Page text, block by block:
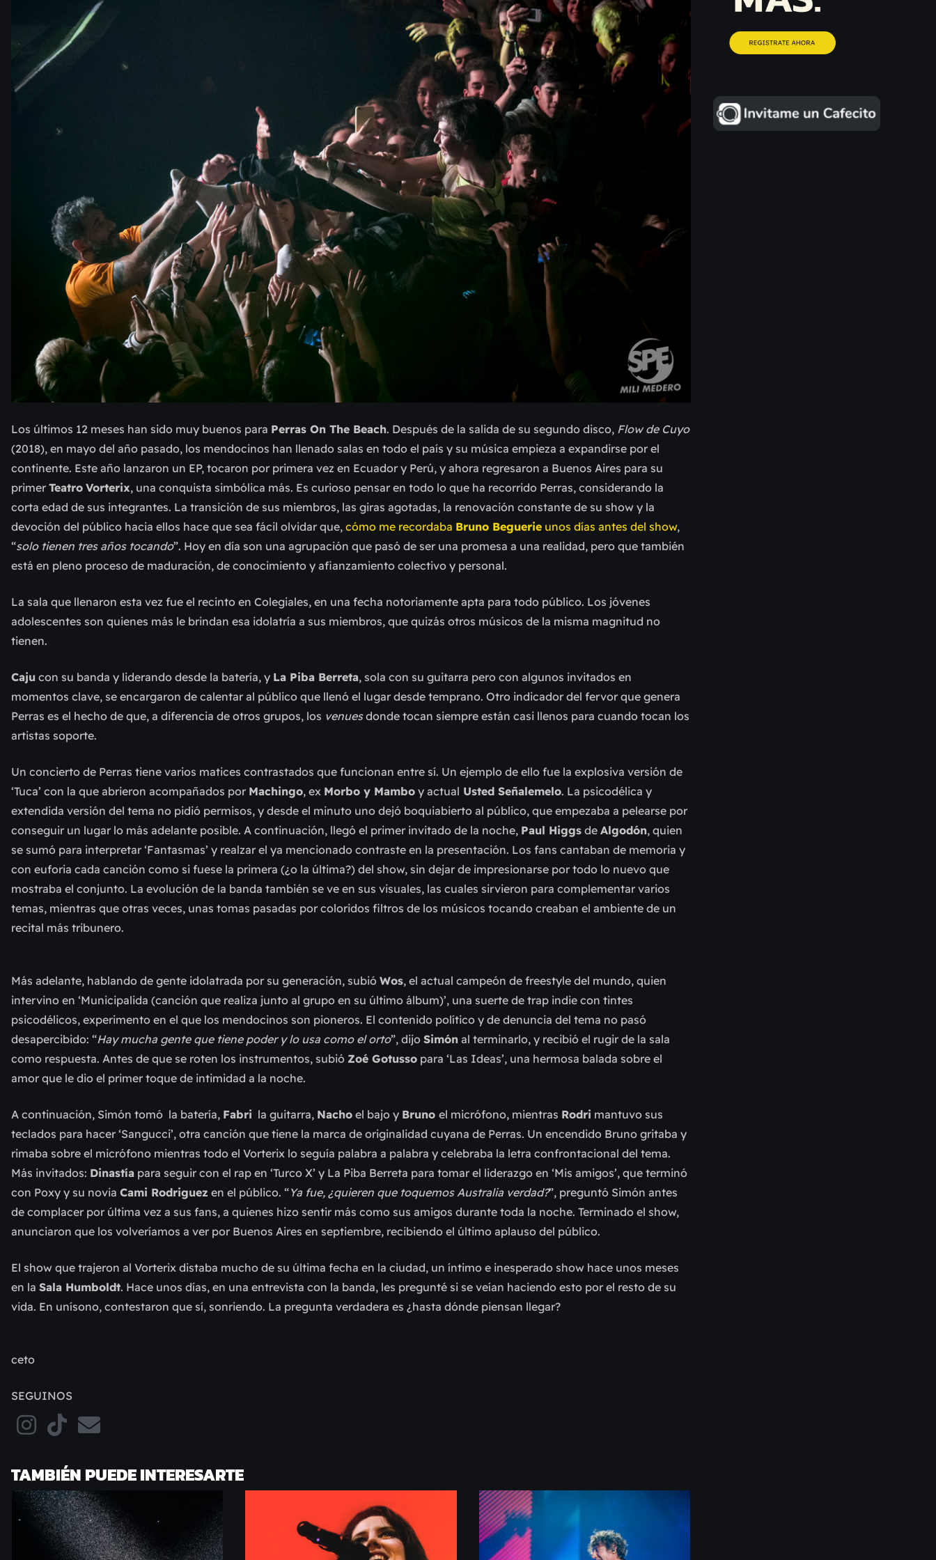
Los últimos 12 meses han sido muy buenos para Perras On The Beach. Después de la salida de su segundo disco, Flow de Cuyo
(2018), en mayo del año pasado, los mendocinos han llenado salas en todo el país y su música empieza a expandirse por el
continente. Este año lanzaron un EP, tocaron por primera vez en Ecuador y Perú, y ahora regresaron a Buenos Aires para su
primer Teatro Vorterix, una conquista simbólica más. Es curioso pensar en todo lo que ha recorrido Perras, considerando la
corta edad de sus integrantes. La transición de sus miembros, las giras agotadas, la renovación constante de su show y la
devoción del público hacia ellos hace que sea fácil olvidar que, cómo me recordaba Bruno Beguerie unos días antes del show,
“solo tienen tres años tocando”. Hoy en día son una agrupación que pasó de ser una promesa a una realidad, pero que también
está en pleno proceso de maduración, de conocimiento y afianzamiento colectivo y personal.
La sala que llenaron esta vez fue el recinto en Colegiales, en una fecha notoriamente apta para todo público. Los jóvenes
adolescentes son quienes más le brindan esa idolatría a sus miembros, que quizás otros músicos de la misma magnitud no
tienen.
Caju con su banda y liderando desde la batería, y La Piba Berreta, sola con su guitarra pero con algunos invitados en
momentos clave, se encargaron de calentar al público que llenó el lugar desde temprano. Otro indicador del fervor que genera
Perras es el hecho de que, a diferencia de otros grupos, los venuesdonde tocan siempre están casi llenos para cuando tocan los
artistas soporte.
Un concierto de Perras tiene varios matices contrastados que funcionan entre sí. Un ejemplo de ello fue la explosiva versión de
‘Tuca’ con la que abrieron acompañados por Machingo, ex Morbo y Mambo y actual Usted Señalemelo. La psicodélica y
extendida versión del tema no pidió permisos, y desde el minuto uno dejó boquiabierto al público, que empezaba a pelearse por
conseguir un lugar lo más adelante posible. A continuación, llegó el primer invitado de la noche, Paul Higgs de Algodón, quien
se sumó para interpretar ‘Fantasmas’ y realzar el ya mencionado contraste en la presentación. Los fans cantaban de memoria y
con euforia cada canción como si fuese la primera (¿o la última?) del show, sin dejar de impresionarse por todo lo nuevo que
mostraba el conjunto. La evolución de la banda también se ve en sus visuales, las cuales sirvieron para complementar varios
temas, mientras que otras veces, unas tomas pasadas por coloridos filtros de los músicos tocando creaban el ambiente de un
recital más tribunero.
Más adelante, hablando de gente idolatrada por su generación, subió Wos, el actual campeón de freestyle del mundo, quien
intervino en ‘Municipalida (canción que realiza junto al grupo en su último álbum)’, una suerte de trap indie con tintes
psicodélicos, experimento en el que los mendocinos son pioneros. El contenido político y de denuncia del tema no pasó
desapercibido: “Hay mucha gente que tiene poder y lo usa como el orto”, dijo Simón al terminarlo, y recibió el rugir de la sala
como respuesta. Antes de que se roten los instrumentos, subió Zoé Gotusso para ‘Las Ideas’, una hermosa balada sobre el
amor que le dio el primer toque de intimidad a la noche.
A continuación, Simón tomó la batería, Fabri la guitarra, Nacho el bajo y Bruno el micrófono, mientras Rodri mantuvo sus
teclados para hacer ‘Sangucci’, otra canción que tiene la marca de originalidad cuyana de Perras. Un encendido Bruno gritaba y
rimaba sobre el micrófono mientras todo el Vorterix lo seguía palabra a palabra y celebraba la letra confrontacional del tema.
Más invitados: Dinastía para seguir con el rap en ‘Turco X’ y La Piba Berreta para tomar el liderazgo en ‘Mis amigos’, que terminó
con Poxy y su novia Cami Rodriguez en el público. “Ya fue, ¿quieren que toquemos Australia verdad?”, preguntó Simón antes
de complacer por última vez a sus fans, a quienes hizo sentir más como sus amigos durante toda la noche. Terminado el show,
anunciaron que los volveríamos a ver por Buenos Aires en septiembre, recibiendo el último aplauso del público.
El show que trajeron al Vorterix distaba mucho de su última fecha en la ciudad, un íntimo e inesperado show hace unos meses
en la Sala Humboldt. Hace unos días, en una entrevista con la banda, les pregunté si se veían haciendo esto por el resto de su
vida. En unísono, contestaron que sí, sonriendo. La pregunta verdadera es ¿hasta dónde piensan llegar?
ceto
SEGUINOS
TAMBIÉN PUEDE INTERESARTE